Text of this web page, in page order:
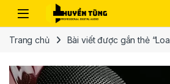
Trang chủ Bài viết được gắn thẻ